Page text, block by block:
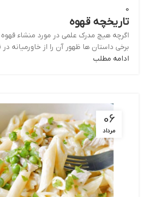
0
تاریخچه قهوه
اگرچه هیچ مدرک علمی در مورد منشاء قهوه
برخی داستان ها ظهور آن را از خاورمیانه
ادامه مطلب
06
مرداد